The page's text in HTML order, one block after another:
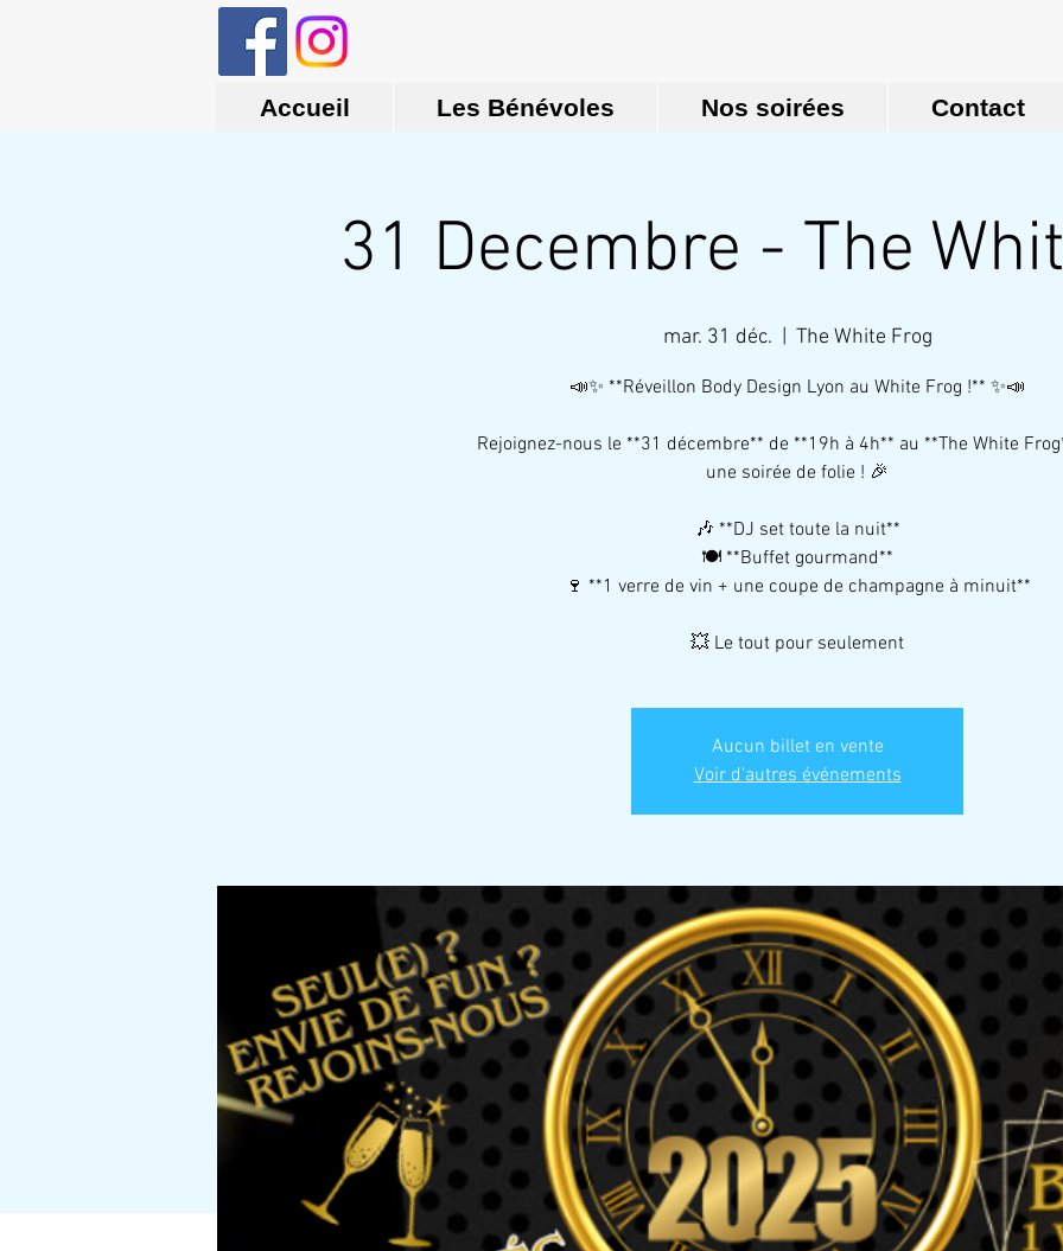
Accueil Les Bénévoles Nos soirées Contact
31 Decembre - The
mar. 31 déc. The White Frog
📣✨ **Réveillon Body Design Lyon au White Frog !** ✨📣
Rejoignez-nous le **31 décembre** de **19h à 4h** au **The White
une soirée de folie ! 🎉
🎶 **DJ set toute la nuit**
🍽️ **Buffet gourmand**
🍷 **1 verre de vin + une coupe de champagne à minuit**
💥 Le tout pour seulement
Aucun billet en vente
Voir d'autres événements